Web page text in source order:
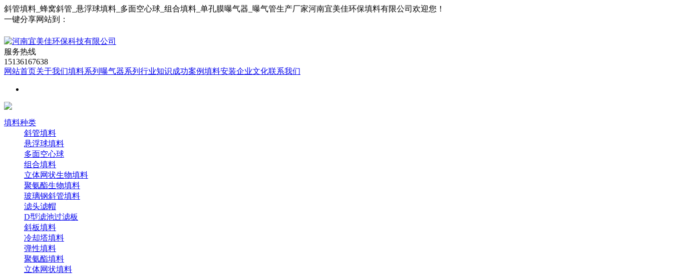
斜管填料_蜂窝斜管_悬浮球填料_多面空心球_组合填料_单孔膜曝气器_曝气管生产厂家河南宜美佳环保填料有限公司欢迎您！
一键分享网站到：
服务热线
15136167638
网站首页关于我们填料系列 曝气器系列 行业知识成功案例填料安装企业文化联系我们
填料种类
斜管填料
悬浮球填料
多面空心球
组合填料
立体网状生物填料
聚氨酯生物填料
玻璃钢斜管填料
滤头滤帽
D型滤池过滤板
斜板填料
冷却塔填料
弹性填料
聚氨酯填料
立体网状填料